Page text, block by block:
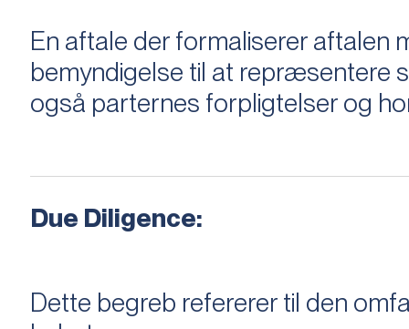
En aftale der formaliserer
bemyndigelse til at repræsentere
også parternes forpligtelser og
Due Diligence:
Dette begreb refererer til den